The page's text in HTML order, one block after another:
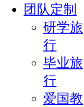
团队定制
研学旅
行
毕业旅
行
爱国教